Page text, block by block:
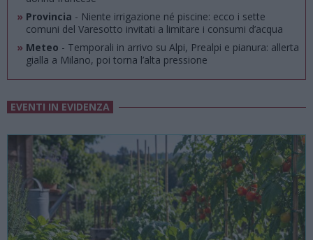
» Provincia - Niente irrigazione né piscine: ecco i sette
comuni del Varesotto invitati a limitare i consumi d’acqua
» Meteo - Temporali in arrivo su Alpi, Prealpi e pianura: allerta
gialla a Milano, poi torna l’alta pressione
EVENTI IN EVIDENZA